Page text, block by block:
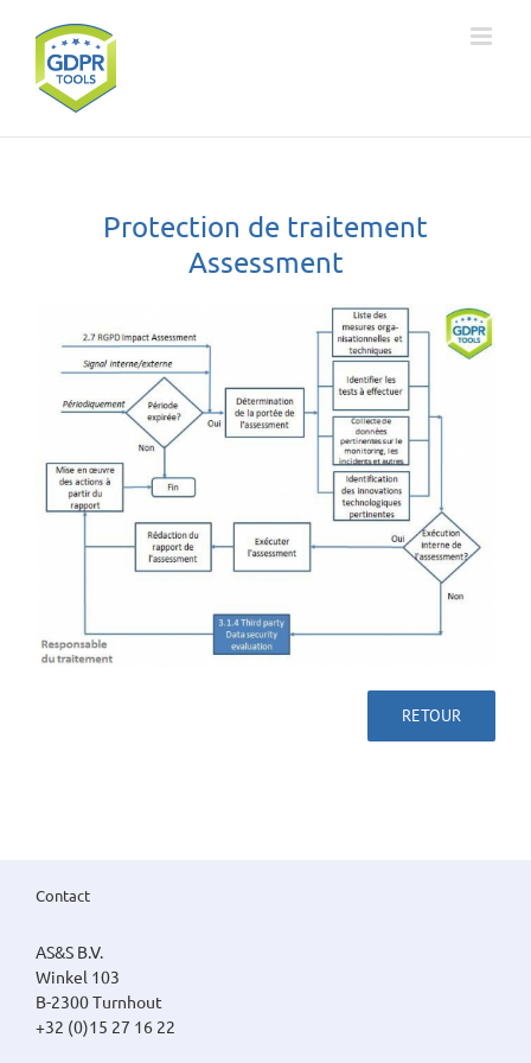
content
Protection de traitement
Assessment
RETOUR
Contact
AS&S B.V.
Winkel 103
B-2300 Turnhout
+32 (0)15 27 16 22